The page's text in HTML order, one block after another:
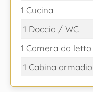
1 Cucina
1 Doccia / WC
1 Camera da letto
1 Cabina armadio